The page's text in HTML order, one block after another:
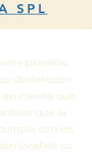
SPL
plantilla
declaración
en cuenta que
que la
con los
local de su